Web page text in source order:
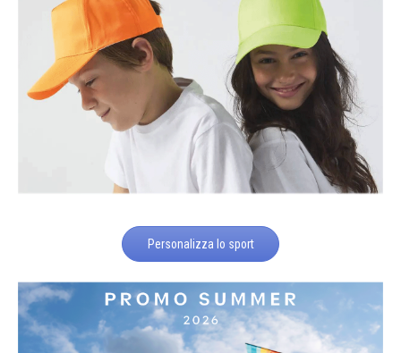
Personalizza lo sport